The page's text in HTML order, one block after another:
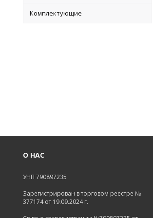
Комплектующие
О НАС
УНП 790897235
Зарегистрирован в торговом реестре №
377174 от 19.09.2024 г.